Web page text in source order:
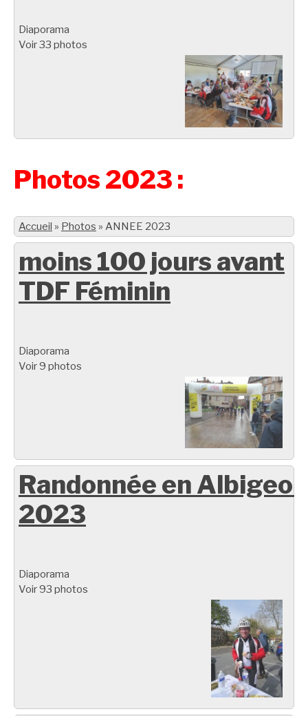
Diaporama
Voir 33 photos
Photos 2023 :
Accueil » Photos » ANNEE 2023
moins 100 jours avant
TDF Féminin
Diaporama
Voir 9 photos
Randonnée en
2023
Diaporama
Voir 93 photos